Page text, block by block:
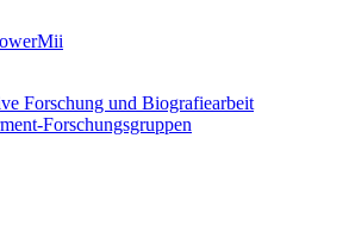
Forschung und Biografiearbeit
Forschungsgruppen